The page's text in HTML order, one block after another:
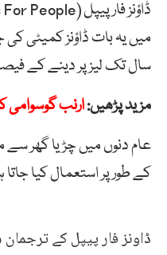
سال تک لیز پر دینے کے
مزید پڑھیں:ارنب گوسوامی
عام دنوں میں چڑیا گھر
کے طور پر استعمال کیا
ڈاونز فار پیپل کے